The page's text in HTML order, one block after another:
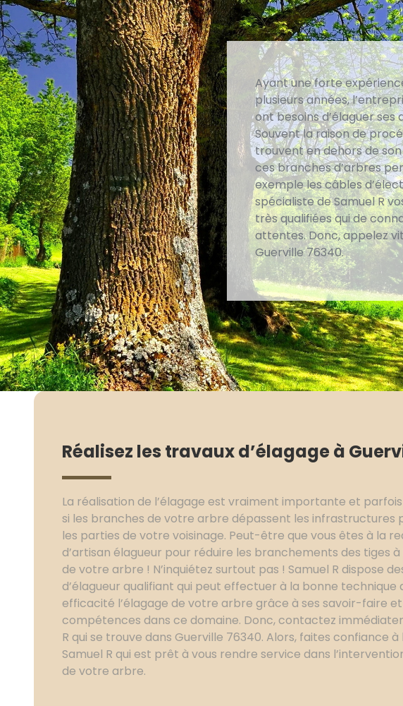
Ayant une forte
plusieurs années,
ont besoins d’élaguer
Souvent la raison de
trouvent en dehors de
ces branches d’arbres
exemple les câbles
spécialiste de Samuel R
très qualifiées qui de
attentes. Donc, appelez
Guerville 76340.
Réalisez les travaux d’élagage à
La réalisation de l’élagage est vraiment importante et
si les branches de votre arbre dépassent les infrastructures
les parties de votre voisinage. Peut-être que vous êtes à la
d’artisan élagueur pour réduire les branchements des tiges
de votre arbre ! N’inquiétez surtout pas ! Samuel R dispose
d’élagueur qualifiant qui peut effectuer à la bonne technique
efficacité l’élagage de votre arbre grâce à ses savoir-faire
compétences dans ce domaine. Donc, contactez
R qui se trouve dans Guerville 76340. Alors, faites confiance à
Samuel R qui est prêt à vous rendre service dans
de votre arbre.